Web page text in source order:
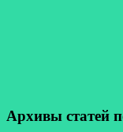
Архивы статей